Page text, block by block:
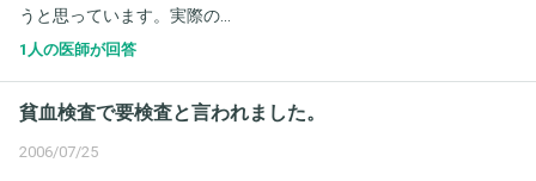
うと思っています。実際の...
1人の医師が回答
貧血検査で要検査と言われました。
2006/07/25